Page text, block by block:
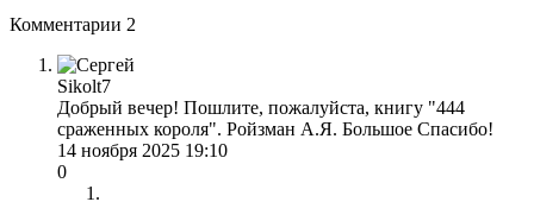
Комментарии 2
Sikolt7
Добрый вечер! Пошлите, пожалуйста, книгу "444
сраженных короля". Ройзман А.Я. Большое Спасибо!
14 ноября 2025 19:10
0